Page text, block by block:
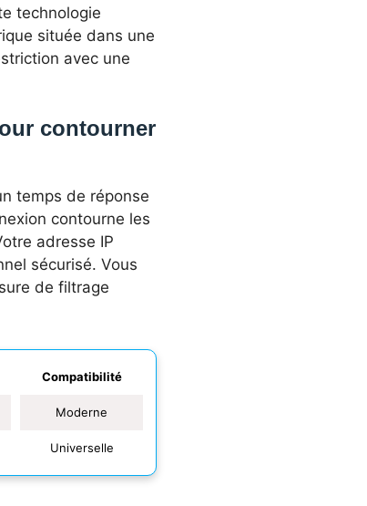
technologie
située dans une
avec une
contourner
temps de réponse
contourne les
adresse IP
sécurisé. Vous
de filtrage
Compatibilité
Moderne
Universelle